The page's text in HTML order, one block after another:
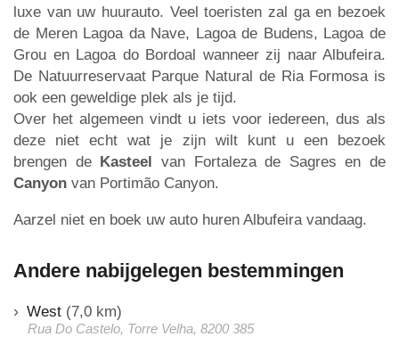
luxe van uw huurauto. Veel toeristen zal ga en bezoek
de Meren Lagoa da Nave, Lagoa de Budens, Lagoa de
Grou en Lagoa do Bordoal wanneer zij naar Albufeira.
De Natuurreservaat Parque Natural de Ria Formosa is
ook een geweldige plek als je tijd.
Over het algemeen vindt u iets voor iedereen, dus als
deze niet echt wat je zijn wilt kunt u een bezoek
brengen de Kasteel van Fortaleza de Sagres en de
Canyon van Portimão Canyon.
Aarzel niet en boek uw auto huren Albufeira vandaag.
Andere nabijgelegen bestemmingen
West (7,0 km)
Rua Do Castelo, Torre Velha, 8200 385